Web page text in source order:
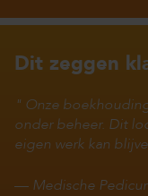
Dit zeggen
Onze
onder beheer. Dit
eigen werk kan
— Medische